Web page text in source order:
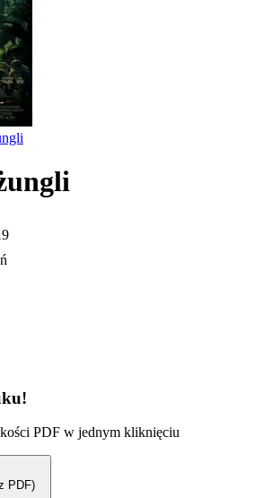
PDF w jednym kliknięciu
PDF)